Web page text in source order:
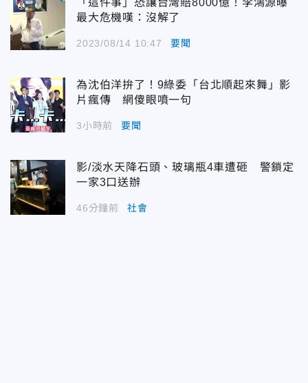
「這件事」恐讓台灣賠8000億！李鴻源曝
最大危機嘆：沒解了
2023/08/14 10:47 要聞
為沈伯洋拚了！9綠委「台北順起來舞」影
片瘋傳 網傻眼噴一句
3小時前 要聞
影/淡水天降石頭、玻璃瓶4車遭砸 警鎖定
一家3口送辦
46分鐘前 社會